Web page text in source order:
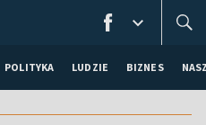
POLITYKA LUDZIE BIZNES